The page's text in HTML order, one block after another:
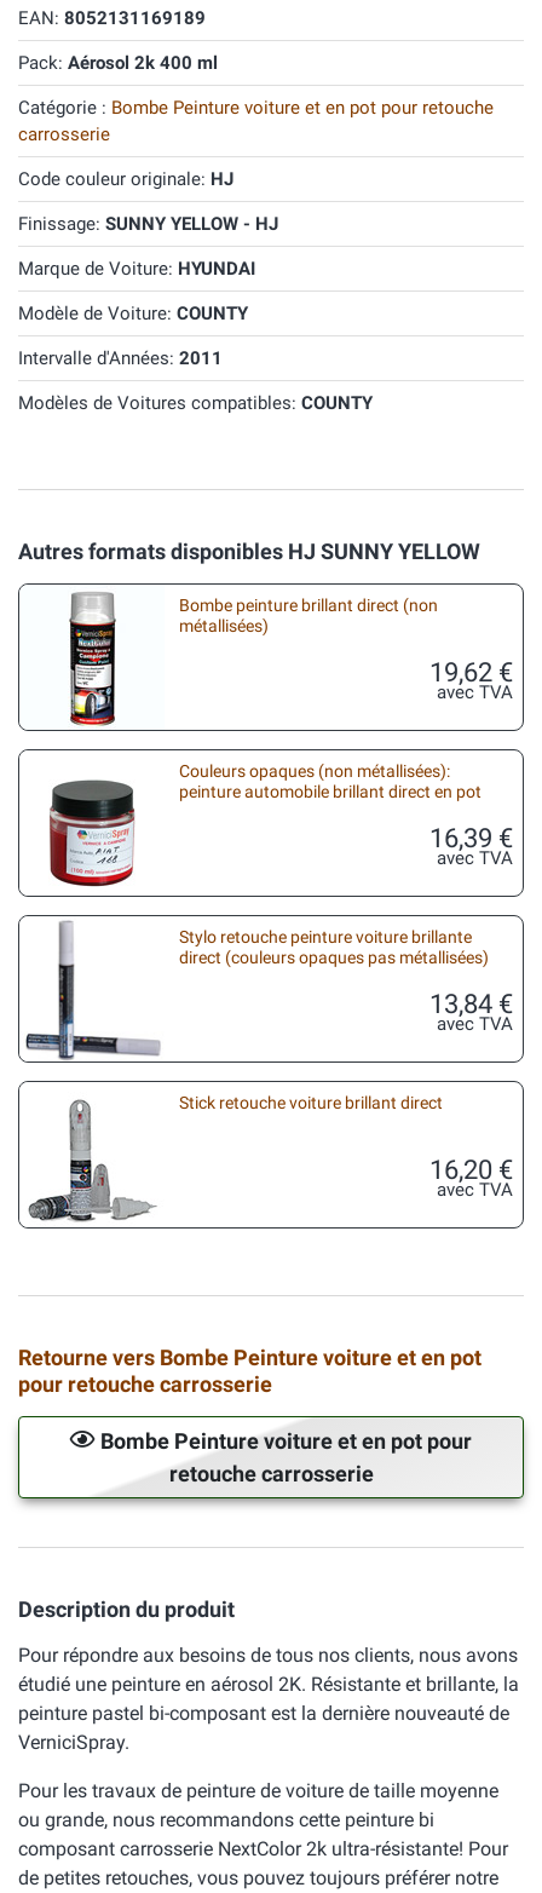
EAN: 8052131169189
Pack: Aérosol 2k 400 ml
Catégorie : Bombe Peinture voiture et en pot pour retouche
carrosserie
Code couleur originale: HJ
Finissage: SUNNY YELLOW - HJ
Marque de Voiture: HYUNDAI
Modèle de Voiture: COUNTY
Intervalle d'Années: 2011
Modèles de Voitures compatibles: COUNTY
Autres formats disponibles HJ SUNNY YELLOW
Bombe peinture brillant direct (non
métallisées)
19,62 €
avec TVA
Couleurs opaques (non métallisées):
peinture automobile brillant direct en pot
16,39 €
avec TVA
Stylo retouche peinture voiture brillante
direct (couleurs opaques pas métallisées)
13,84 €
avec TVA
Stick retouche voiture brillant direct
16,20 €
avec TVA
Retourne vers Bombe Peinture voiture et en pot
pour retouche carrosserie
Bombe Peinture voiture et en pot pour
retouche carrosserie
Description du produit
Pour répondre aux besoins de tous nos clients, nous avons
étudié une peinture en aérosol 2K. Résistante et brillante, la
peinture pastel bi-composant est la dernière nouveauté de
VerniciSpray.
Pour les travaux de peinture de voiture de taille moyenne
ou grande, nous recommandons cette peinture bi
composant carrosserie NextColor 2k ultra-résistante! Pour
de petites retouches, vous pouvez toujours préférer notre